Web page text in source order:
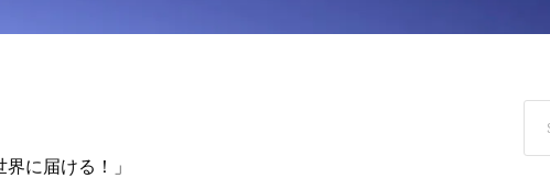
に届ける！」